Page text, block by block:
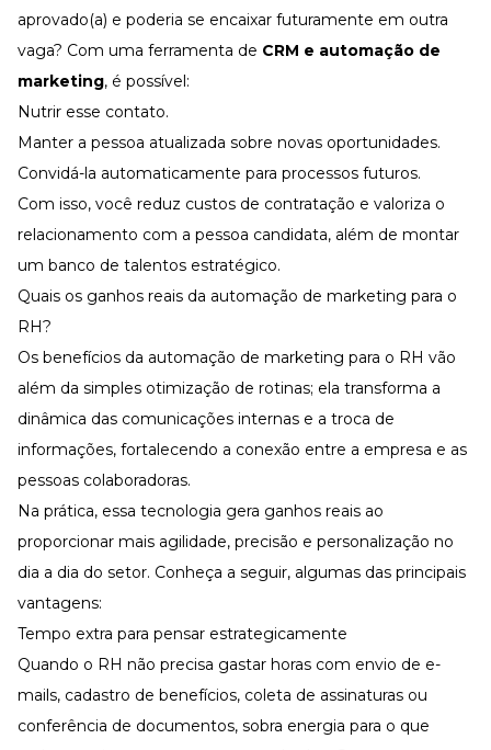
aprovado(a) e poderia se encaixar futuramente em outra
vaga? Com uma ferramenta de CRM e automação de
marketing, é possível:
Nutrir esse contato.
Manter a pessoa atualizada sobre novas oportunidades.
Convidá-la automaticamente para processos futuros.
Com isso, você reduz custos de contratação e valoriza o
relacionamento com a pessoa candidata, além de montar
um banco de talentos estratégico.
Quais os ganhos reais da automação de marketing para o
RH?
Os benefícios da automação de marketing para o RH vão
além da simples otimização de rotinas; ela transforma a
dinâmica das comunicações internas e a troca de
informações, fortalecendo a conexão entre a empresa e as
pessoas colaboradoras.
Na prática, essa tecnologia gera ganhos reais ao
proporcionar mais agilidade, precisão e personalização no
dia a dia do setor. Conheça a seguir, algumas das principais
vantagens:
Tempo extra para pensar estrategicamente
Quando o RH não precisa gastar horas com envio de e-
mails, cadastro de benefícios, coleta de assinaturas ou
conferência de documentos, sobra energia para o que